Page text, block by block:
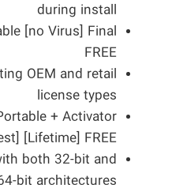
during install
[no Virus] Final
FREE
OEM and retail
license types
+ Activator
[Lifetime] FREE
both 32-bit and